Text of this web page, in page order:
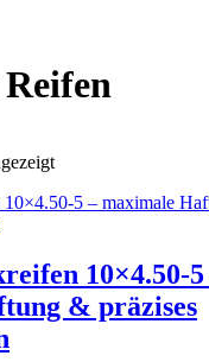
10×4.50‑5
& präzises